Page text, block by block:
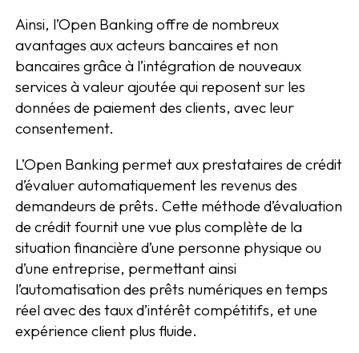
Ainsi, l’Open Banking offre de nombreux
avantages aux acteurs bancaires et non
bancaires grâce à l’intégration de nouveaux
services à valeur ajoutée qui reposent sur les
données de paiement des clients, avec leur
consentement.
L’Open Banking permet aux prestataires de crédit
d’évaluer automatiquement les revenus des
demandeurs de prêts. Cette méthode d’évaluation
de crédit fournit une vue plus complète de la
situation financière d’une personne physique ou
d’une entreprise, permettant ainsi
l’automatisation des prêts numériques en temps
réel avec des taux d’intérêt compétitifs, et une
expérience client plus fluide.